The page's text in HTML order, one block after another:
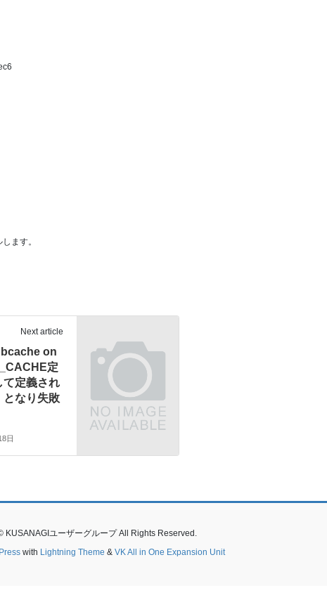
ます。
Next article
on
定
て定義され
となり失敗
日
KUSANAGIユーザーグループ All Rights Reserved.
with Lightning Theme & VK All in One Expansion Unit